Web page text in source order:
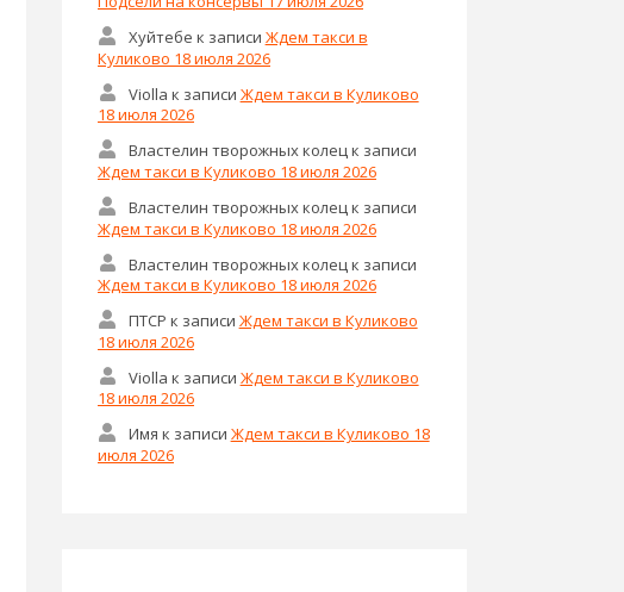
Хуйтебе к записи Ждем такси в
Куликово 18 июля 2026
Violla к записи Ждем такси в Куликово
18 июля 2026
Властелин творожных колецк записи
Ждем такси в Куликово 18 июля 2026
Властелин творожных колецк записи
Ждем такси в Куликово 18 июля 2026
Властелин творожных колец к записи
Ждем такси в Куликово 18 июля 2026
ПТСР к записи Ждем такси в Куликово
18 июля 2026
Violla к записи Ждем такси в Куликово
18 июля 2026
Имя к записи Ждем такси в Куликово 18
июля 2026